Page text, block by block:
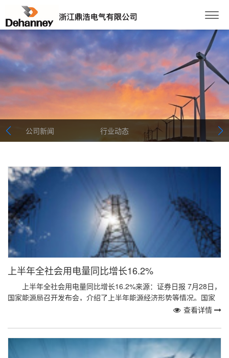
公司新闻 行业动态
上半年全社会用电量同比增长16.2%
上半年全社会用电量同比增长16.2%来源：证券日报 7月28日，
国家能源局召开发布会，介绍了上半年能源经济形势等情况。国家
查看详情